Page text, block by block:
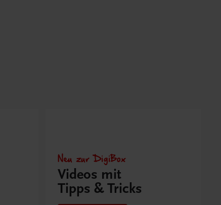
Neu zur DigiBox
Videos mit
Tipps & Tricks